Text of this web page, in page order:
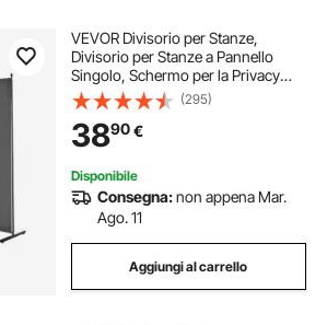
VEVOR Divisorio per Stanze,
Divisorio per Stanze a Pannello
Singolo, Schermo per la Privacy
1810 x 1815 x 500 mm, Schermo
Separatore di Stanze, Pannello
Divisorio per Ufficio, Camera da
Letto, Grigio
(295)
3890€
Disponibile
Consegna:non appena Mar.
Ago. 11
Aggiungi al carrello